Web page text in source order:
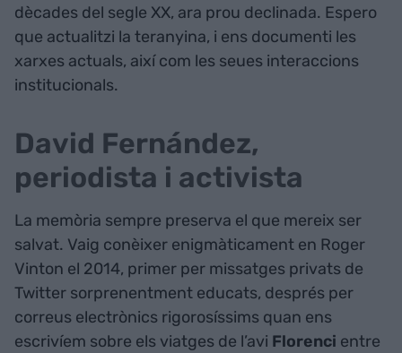
dècades del segle XX, ara prou declinada. Espero
que actualitzi la teranyina, i ens documenti les
xarxes actuals, així com les seues interaccions
institucionals.
David Fernández,
periodista i activista
La memòria sempre preserva el que mereix ser
salvat. Vaig conèixer enigmàticament en Roger
Vinton el 2014, primer per missatges privats de
Twitter sorprenentment educats, després per
correus electrònics rigorosíssims quan ens
escrivíem sobre els viatges de l’avi Florenci entre